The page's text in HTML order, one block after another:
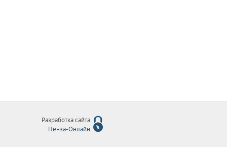
Разработка сайта
Пенза-Онлайн